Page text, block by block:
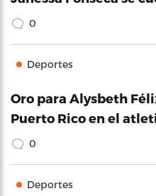
0
Deportes
Oro para Alysbeth
Puerto Rico en el
0
Deportes